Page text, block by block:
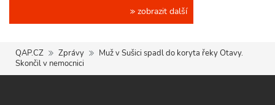
zobrazit další
QAP.CZ Zprávy
Muž v Sušici spadl do koryta řeky Otavy.
Skončil v nemocnici